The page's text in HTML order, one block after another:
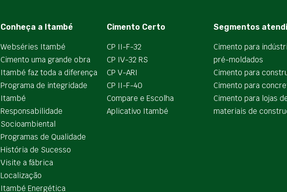
Conheça a Itambé
Webséries Itambé
Cimento uma grande obra
Itambé faz toda a diferença
Programa de integridade
Itambé
Responsabilidade
Socioambiental
Programas de Qualidade
História de Sucesso
Visite a fábrica
Localização
Itambé Energética
Cimento Certo
CP II-F-32
CP IV-32 RS
CP V-ARI
CP II-F-40
Compare e Escolha
Aplicativo Itambé
Segmentos
Cimento para
pré-moldados
Cimento para
Cimento para
Cimento para lojas
materiais de